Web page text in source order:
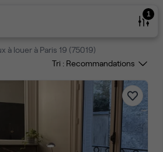
1
à louer à Paris 19 (75019)
Tri :